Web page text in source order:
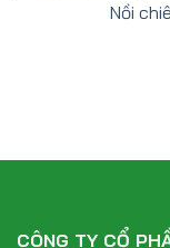
Nồi
CÔNG TY CỔ